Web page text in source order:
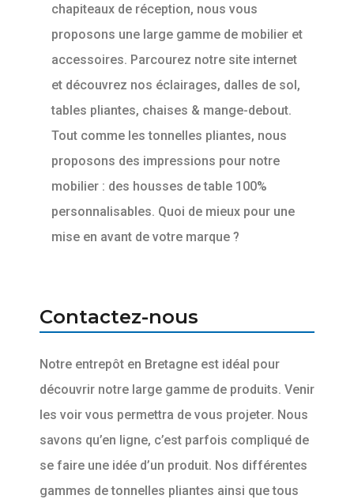
chapiteaux de réception, nous vous
proposons une large gamme de mobilier et
accessoires. Parcourez notre site internet
et découvrez nos éclairages, dalles de sol,
tables pliantes, chaises & mange-debout.
Tout comme les tonnelles pliantes, nous
proposons des impressions pour notre
mobilier : des housses de table 100%
personnalisables. Quoi de mieux pour une
mise en avant de votre marque ?
Contactez-nous
Notre entrepôt en Bretagne est idéal pour
découvrir notre large gamme de produits. Venir
les voir vous permettra de vous projeter. Nous
savons qu’en ligne, c’est parfois compliqué de
se faire une idée d’un produit. Nos différentes
gammes de tonnelles pliantes ainsi que tous